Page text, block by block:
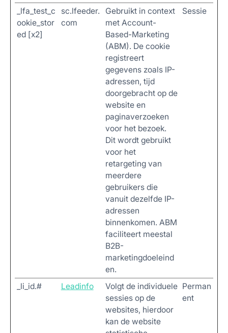
_lfa_test_c
ookie_stor
ed [x2]
sc.lfeeder.
com
Gebruikt in context
met Account-
Based-Marketing
(ABM). De cookie
registreert
gegevens zoals IP-
adressen, tijd
doorgebracht op de
website en
paginaverzoeken
voor het bezoek.
Dit wordt gebruikt
voor het
retargeting van
meerdere
gebruikers die
vanuit dezelfde IP-
adressen
binnenkomen. ABM
faciliteert meestal
B2B-
marketingdoeleind
en.
Sessie
_li_id.# Leadinfo
Volgt de individuele
sessies op de
websites, hierdoor
kan de website
Perman
ent